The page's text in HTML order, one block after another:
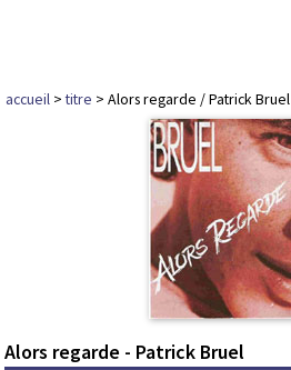
accueil >titre > Alors regarde / Patrick Bruel
Alors regarde - Patrick Bruel